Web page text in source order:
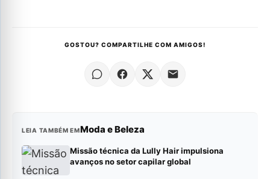
GOSTOU? COMPARTILHE COM AMIGOS!
LEIA TAMBÉM EMModa e Beleza
Missão técnica da Lully Hair impulsiona
avanços no setor capilar global